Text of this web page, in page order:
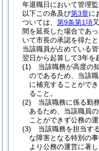
年退職日において管理
以下この条及び第3章に
ついては、 第9条第1項
間を延長した場合であ
いて市長の承認を得た
当該職員が占めている
翌日から起算して3年を
(1)
当該職務が高度の
のであるため、当該
に補充することがで
ること。
(2)
当該職務に係る勤
あるため、当該職員
ことができず公務の
(3)
当該職務を担当す
な障害となる特別の
より公務の運営に著